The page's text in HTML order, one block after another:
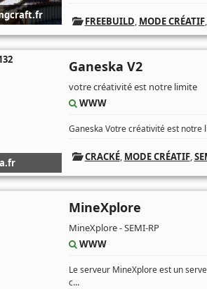
FREEBUILD, MODE CRÉATIF,
Ganeska V2
votre créativité est notre limite
WWW
Ganeska Votre créativité est notre
CRACKÉ, MODE CRÉATIF,
MineXplore
MineXplore - SEMI-RP
WWW
Le serveur MineXplore est un
c...